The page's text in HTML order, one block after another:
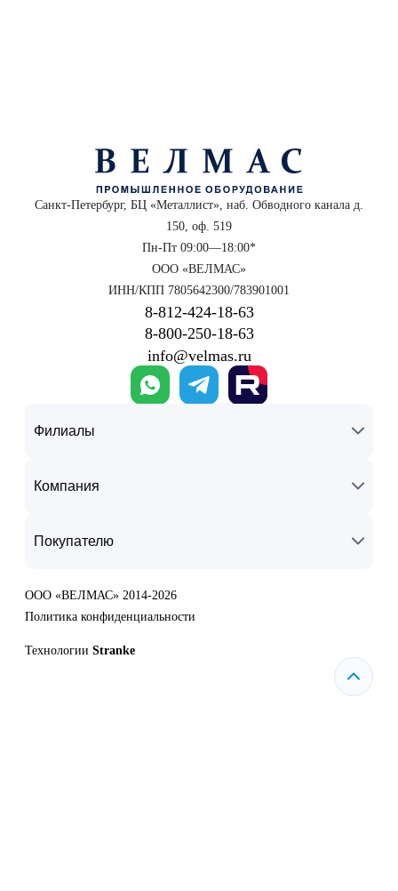
Санкт-Петербург, БЦ «Металлист», наб. Обводного канала д.
150, оф. 519
Пн-Пт 09:00—18:00*
ООО «ВЕЛМАС»
ИНН/КПП 7805642300/783901001
8‑812‑424‑18‑63
8‑800‑250‑18‑63
info@velmas.ru
Филиалы
Компания
Покупателю
ООО «ВЕЛМАС» 2014-2026
Политика конфиденциальности
Технологии Stranke